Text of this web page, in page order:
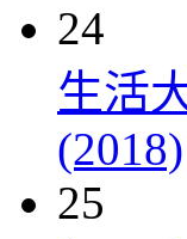
24
生活
(2018)
25